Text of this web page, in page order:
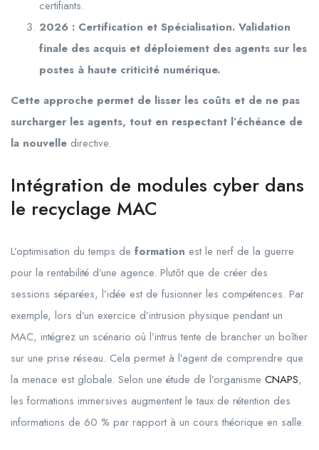
certifiants.
2026 : Certification et Spécialisation. Validation
finale des acquis et déploiement des agents sur les
postes à haute criticité numérique.
Cette approche permet de lisser les coûts et de ne pas
surcharger les agents, tout en respectant l’échéance de
la nouvelle directive.
Intégration de modules cyber dans
le recyclage MAC
L’optimisation du temps de formation est le nerf de la guerre
pour la rentabilité d’une agence. Plutôt que de créer des
sessions séparées, l’idée est de fusionner les compétences. Par
exemple, lors d’un exercice d’intrusion physique pendant un
MAC, intégrez un scénario où l’intrus tente de brancher un boîtier
sur une prise réseau. Cela permet à l’agent de comprendre que
la menace est globale. Selon une étude de l’organisme CNAPS,
les formations immersives augmentent le taux de rétention des
informations de 60 % par rapport à un cours théorique en salle.